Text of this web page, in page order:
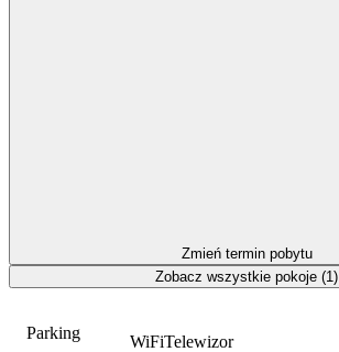
Parking
WiFiTelewizor
Zmień termin pobytu
Zobacz wszystkie pokoje (1)